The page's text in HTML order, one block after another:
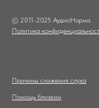
© 2011-2025 АудиоНорма.
Политика
Причины снижения слуха
Помощь близким